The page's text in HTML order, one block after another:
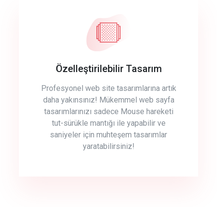
Özelleştirilebilir Tasarım
Profesyonel web site tasarımlarına artık
daha yakınsınız! Mükemmel web sayfa
tasarımlarınızı sadece Mouse hareketi
tut-sürükle mantığı ile yapabilir ve
saniyeler için muhteşem tasarımlar
yaratabilirsiniz!